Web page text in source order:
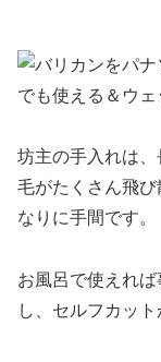
坊主の手入れは
毛がたくさん飛
なりに手間です。
お風呂で使えれ
し、セルフカッ